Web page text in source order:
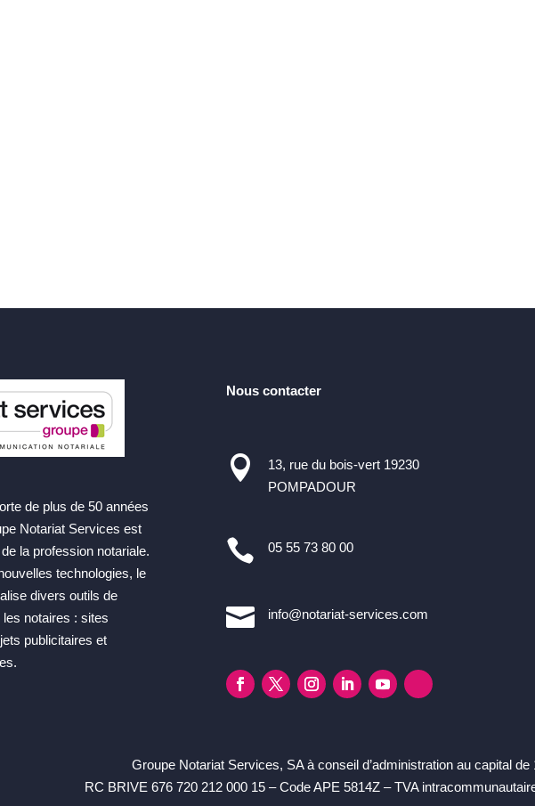
de plus de 50 années
Notariat Services est
la profession notariale.
technologies, le
divers outils de
notaires : sites
publicitaires et
Nous contacter

13, rue du bois-vert 19230
POMPADOUR
 05 55 73 80 00
 info@notariat-services.com
Groupe Notariat Services, SA à conseil d’administration au capital de
RC BRIVE 676 720 212 000 15 – Code APE 5814Z – TVA